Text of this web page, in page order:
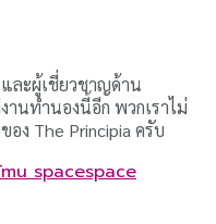
ละผู้เชี่ยวชาญด้าน
านทำนองนี้อีก พวกเราไม่
ง The Principia ครับ
mu spacespace